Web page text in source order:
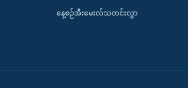
နေ့စဉ်အီးမေးလ်သတင်းလွှာ